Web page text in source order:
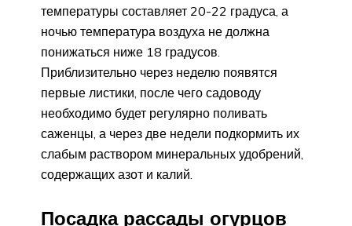
температуры составляет 20-22 градуса, а
ночью температура воздуха не должна
понижаться ниже 18 градусов.
Приблизительно через неделю появятся
первые листики, после чего садоводу
необходимо будет регулярно поливать
саженцы, а через две недели подкормить их
слабым раствором минеральных удобрений,
содержащих азот и калий.
Посадка рассады огурцов